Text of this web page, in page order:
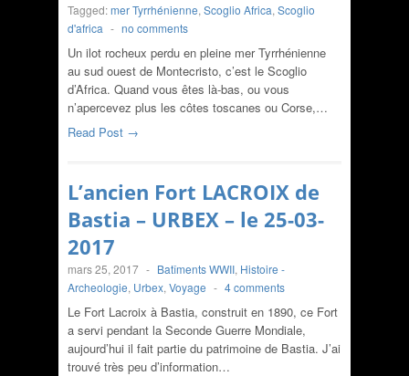
Tagged:mer Tyrrhénienne, Scoglio Africa, Scoglio
d'africa - no comments
Un ilot rocheux perdu en pleine mer Tyrrhénienne
au sud ouest de Montecristo, c’est le Scoglio
d’Africa. Quand vous êtes là-bas, ou vous
n’apercevez plus les côtes toscanes ou Corse,…
Read Post →
L’ancien Fort LACROIX de
Bastia – URBEX – le 25-03-
2017
mars 25, 2017 - Batîments WWII, Histoire -
Archeologie, Urbex, Voyage - 4 comments
Le Fort Lacroix à Bastia, construit en 1890, ce Fort
a servi pendant la Seconde Guerre Mondiale,
aujourd’hui il fait partie du patrimoine de Bastia. J’ai
trouvé très peu d’information…